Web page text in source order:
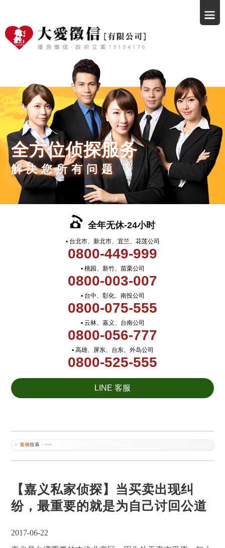
全方位侦探服务
解决您所有问题
全年无休-24小时
▪ 台北市、新北市、宜兰、花莲公司
0800-449-999
▪ 桃园、新竹、苗栗公司
0800-003-007
▪ 台中、彰化、南投公司
0800-075-555
▪ 云林、嘉义、台南公司
0800-056-777
▪ 高雄、屏东、台东、外岛公司
0800-525-555
LINE 客服
【嘉义私家侦探】当买卖出现纠
纷，最重要的就是为自己讨回公道
2017-06-22